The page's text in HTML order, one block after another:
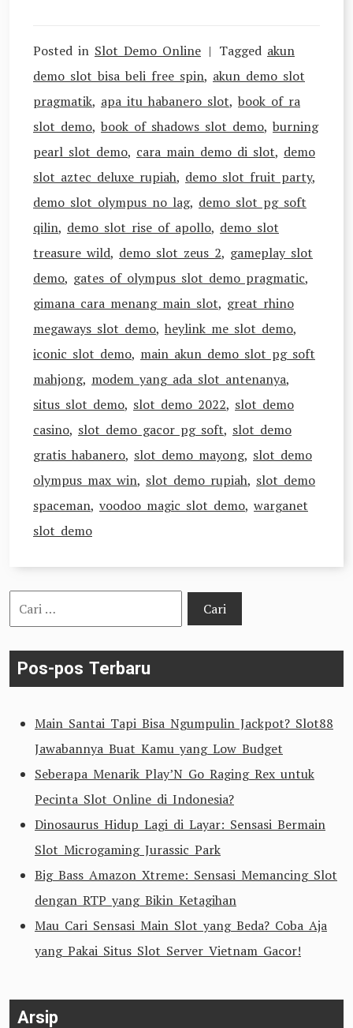
Posted in Slot Demo Online Tagged akun
demo slot bisa beli free spin, akun demo slot
pragmatik, apa itu habanero slot, book of ra
slot demo, book of shadows slot demo, burning
pearl slot demo, cara main demo di slot, demo
slot aztec deluxe rupiah, demo slot fruit party,
demo slot olympus no lag, demo slot pg soft
qilin, demo slot rise of apollo, demo slot
treasure wild, demo slot zeus 2, gameplay slot
demo, gates of olympus slot demo pragmatic,
gimana cara menang main slot, great rhino
megaways slot demo, heylink me slot demo,
iconic slot demo, main akun demo slot pg soft
mahjong, modem yang ada slot antenanya,
situs slot demo, slot demo 2022, slot demo
casino, slot demo gacor pg soft, slot demo
gratis habanero, slot demo mayong, slot demo
olympus max win, slot demo rupiah, slot demo
spaceman, voodoo magic slot demo, warganet
slot demo
Cari
untuk:
Pos-pos Terbaru
Main Santai Tapi Bisa Ngumpulin Jackpot? Slot88
Jawabannya Buat Kamu yang Low Budget
Seberapa Menarik Play’N Go Raging Rex untuk
Pecinta Slot Online di Indonesia?
Dinosaurus Hidup Lagi di Layar: Sensasi Bermain
Slot Microgaming Jurassic Park
Big Bass Amazon Xtreme: Sensasi Memancing Slot
dengan RTP yang Bikin Ketagihan
Mau Cari Sensasi Main Slot yang Beda? Coba Aja
yang Pakai Situs Slot Server Vietnam Gacor!
Arsip